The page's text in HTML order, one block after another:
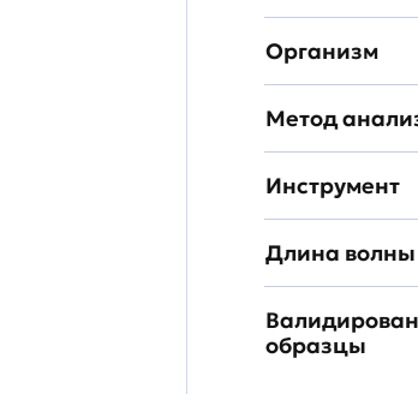
Организм
Метод
Инструмент
Длина волны
образцы